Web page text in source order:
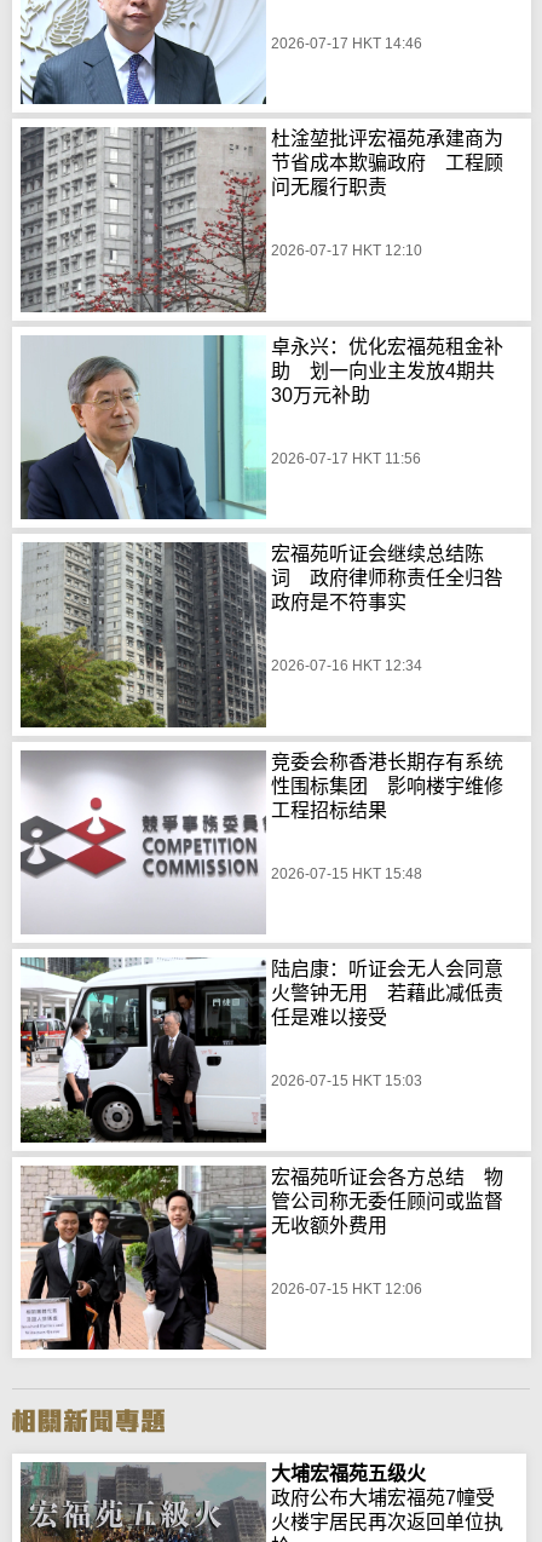
2026-07-17 HKT 14:46
杜淦堃批评宏福苑承建商为
节省成本欺骗政府 工程顾
问无履行职责
2026-07-17 HKT 12:10
卓永兴：优化宏福苑租金补
助 划一向业主发放4期共
30万元补助
2026-07-17 HKT 11:56
宏福苑听证会继续总结陈
词 政府律师称责任全归咎
政府是不符事实
2026-07-16 HKT 12:34
竞委会称香港长期存有系统
性围标集团 影响楼宇维修
工程招标结果
2026-07-15 HKT 15:48
陆启康：听证会无人会同意
火警钟无用 若藉此减低责
任是难以接受
2026-07-15 HKT 15:03
宏福苑听证会各方总结 物
管公司称无委任顾问或监督
无收额外费用
2026-07-15 HKT 12:06
大埔宏福苑五级火
政府公布大埔宏福苑7幢受
火楼宇居民再次返回单位执